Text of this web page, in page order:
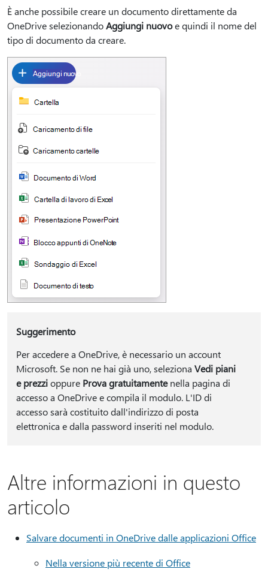
È anche possibile creare un documento direttamente da
OneDrive selezionandoAggiungi nuovoe quindi il nome del
tipo di documento da creare.
Suggerimento
Per accedere a OneDrive, è necessario un account
Microsoft. Se non ne hai già uno, seleziona Vedi piani
e prezzioppure Prova gratuitamentenella pagina di
accesso a OneDrive e compila il modulo. L'ID di
accesso sarà costituito dall'indirizzo di posta
elettronica e dalla password inseriti nel modulo.
Altre informazioni in questo
articolo
Salvare documenti in OneDrive dalle applicazioni Office
Nella versione più recente di Office